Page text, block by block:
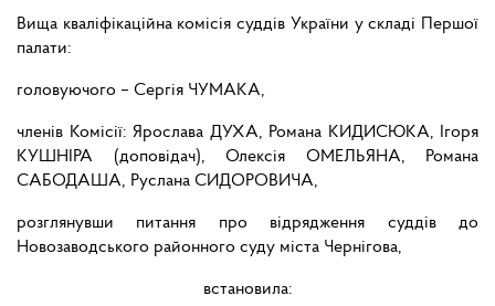
Вища кваліфікаційна комісія суддів України у складі Першої
палати:
головуючого – Сергія ЧУМАКА,
членів Комісії: Ярослава ДУХА, Романа КИДИСЮКА, Ігоря
КУШНІРА (доповідач), Олексія ОМЕЛЬЯНА, Романа
САБОДАША, Руслана СИДОРОВИЧА,
розглянувши питання про відрядження суддів до
Новозаводського районного суду міста Чернігова,
встановила: